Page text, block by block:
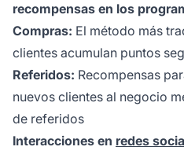
recompensas en los
Compras: El método más
clientes acumulan puntos
Referidos: Recompensas
nuevos clientes al negocio
de referidos
Interacciones en redes